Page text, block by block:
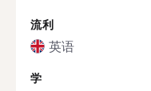
流利
英语
学